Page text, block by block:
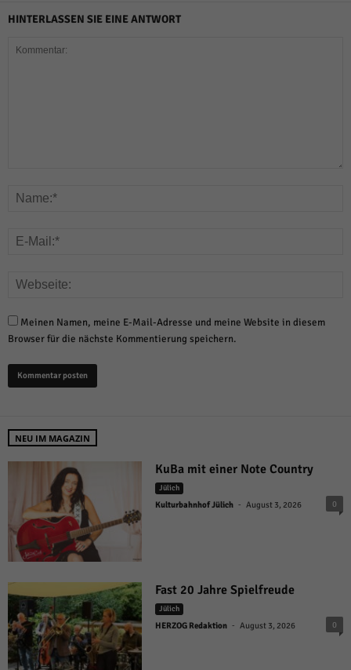
HINTERLASSEN SIE EINE ANTWORT
Meinen Namen, meine E-Mail-Adresse und meine Website in diesem
Browser für die nächste Kommentierung speichern.
NEU IM MAGAZIN
KuBa mit einer Note Country
Jülich
Kulturbahnhof Jülich - August 3, 2026 0
Fast 20 Jahre Spielfreude
Jülich
HERZOG Redaktion - August 3, 2026 0